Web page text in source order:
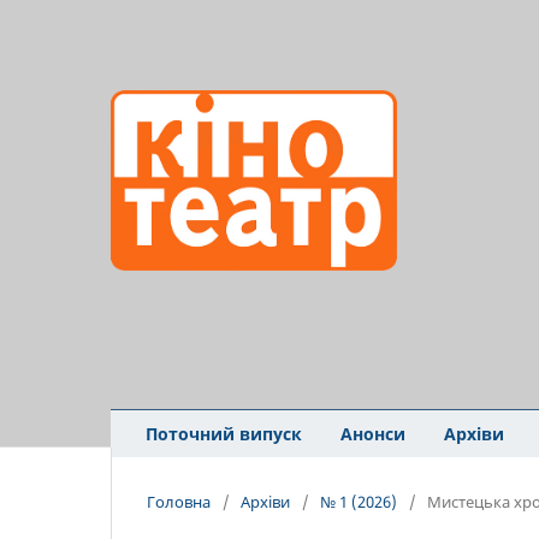
Поточний випуск Анонси Архіви
Головна / Архіви / № 1 (2026) / Мистецька